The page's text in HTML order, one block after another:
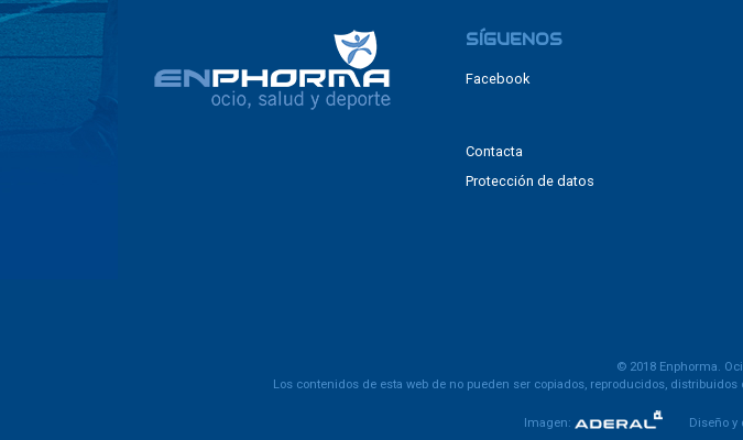
SÍGUENOS
Facebook
Contacta
Protección de datos
© 2018 Enphorma.
Los contenidos de esta web de no pueden ser copiados, reproducidos,
Imagen: Diseño y